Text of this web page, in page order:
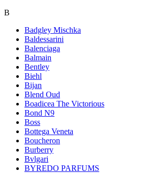
B
Badgley Mischka
Baldessarini
Balenciaga
Balmain
Bentley
Biehl
Bijan
Blend Oud
Boadicea The Victorious
Bond N9
Boss
Bottega Veneta
Boucheron
Burberry
Bvlgari
BYREDO PARFUMS